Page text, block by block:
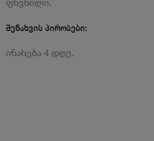
ფხვნილი.
შენახვის პირობები:
ინახება 4 დღე.